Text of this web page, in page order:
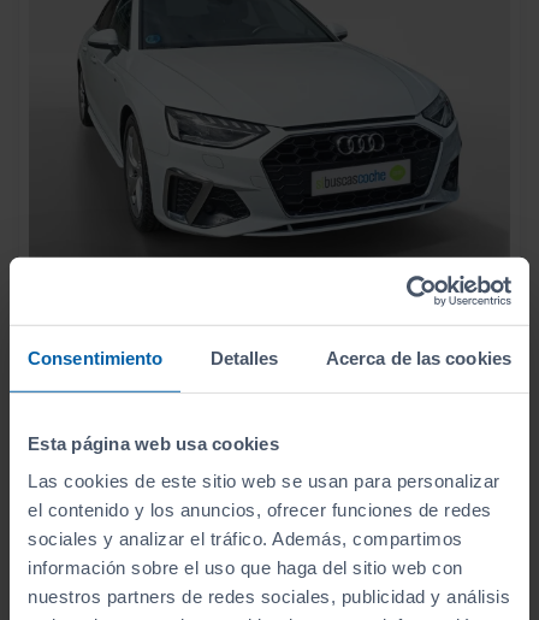
Consentimiento Detalles Acerca de las cookies
Esta página web usa cookies
Las cookies de este sitio web se usan para personalizar
el contenido y los anuncios, ofrecer funciones de redes
sociales y analizar el tráfico. Además, compartimos
información sobre el uso que haga del sitio web con
nuestros partners de redes sociales, publicidad y análisis
124.124 km
2022
26.990
321
€/mes
ECO